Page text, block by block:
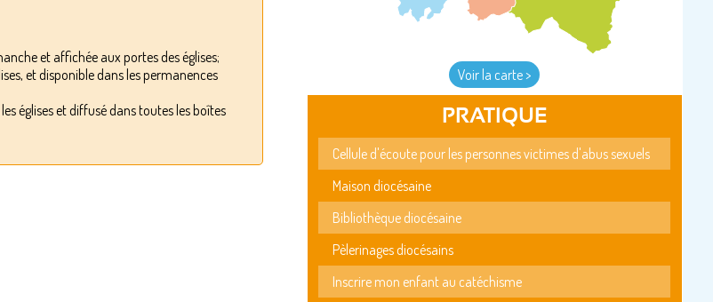
et affichée aux portes des églises;
et disponible dans les permanences
églises et diffusé dans toutes les boîtes
Voir la carte >
PRATIQUE
Cellule d'écoute pour les personnes victimes d'abus sexuels
Maison diocésaine
Bibliothèque diocésaine
Pèlerinages diocésains
Inscrire mon enfant au catéchisme